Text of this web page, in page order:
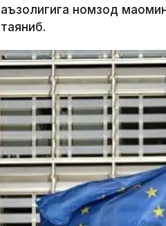
аъзолигига номзод
таяниб.